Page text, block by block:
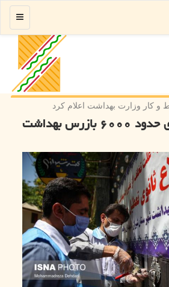
منو
كار وزارت بهداشت اعلام كرد
فعالیت شبانه روزی حدود ۶۰۰۰ بازرس بهداشت